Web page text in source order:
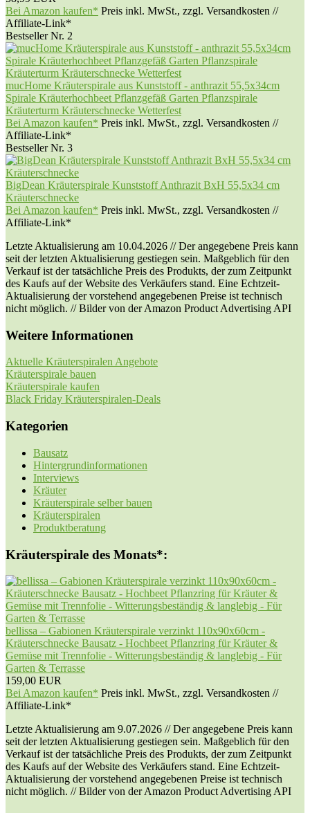
Bei Amazon kaufen* Preis inkl. MwSt., zzgl. Versandkosten //
Affiliate-Link*
Bestseller Nr. 2
mucHome Kräuterspirale aus Kunststoff - anthrazit 55,5x34cm
Spirale Kräuterhochbeet Pflanzgefäß Garten Pflanzspirale
Kräuterturm Kräuterschnecke Wetterfest
Bei Amazon kaufen* Preis inkl. MwSt., zzgl. Versandkosten //
Affiliate-Link*
Bestseller Nr. 3
BigDean Kräuterspirale Kunststoff Anthrazit BxH 55,5x34 cm
Kräuterschnecke
Bei Amazon kaufen* Preis inkl. MwSt., zzgl. Versandkosten //
Affiliate-Link*
Letzte Aktualisierung am 10.04.2026 // Der angegebene Preis kann
seit der letzten Aktualisierung gestiegen sein. Maßgeblich für den
Verkauf ist der tatsächliche Preis des Produkts, der zum Zeitpunkt
des Kaufs auf der Website des Verkäufers stand. Eine Echtzeit-
Aktualisierung der vorstehend angegebenen Preise ist technisch
nicht möglich. // Bilder von der Amazon Product Advertising API
Weitere Informationen
Aktuelle Kräuterspiralen Angebote
Kräuterspirale bauen
Kräuterspirale kaufen
Black Friday Kräuterspiralen-Deals
Kategorien
Bausatz
Hintergrundinformationen
Interviews
Kräuter
Kräuterspirale selber bauen
Kräuterspiralen
Produktberatung
Kräuterspirale des Monats*:
bellissa – Gabionen Kräuterspirale verzinkt 110x90x60cm -
Kräuterschnecke Bausatz - Hochbeet Pflanzring für Kräuter &
Gemüse mit Trennfolie - Witterungsbeständig & langlebig - Für
Garten & Terrasse
159,00 EUR
Bei Amazon kaufen* Preis inkl. MwSt., zzgl. Versandkosten //
Affiliate-Link*
Letzte Aktualisierung am 9.07.2026 // Der angegebene Preis kann
seit der letzten Aktualisierung gestiegen sein. Maßgeblich für den
Verkauf ist der tatsächliche Preis des Produkts, der zum Zeitpunkt
des Kaufs auf der Website des Verkäufers stand. Eine Echtzeit-
Aktualisierung der vorstehend angegebenen Preise ist technisch
nicht möglich. // Bilder von der Amazon Product Advertising API